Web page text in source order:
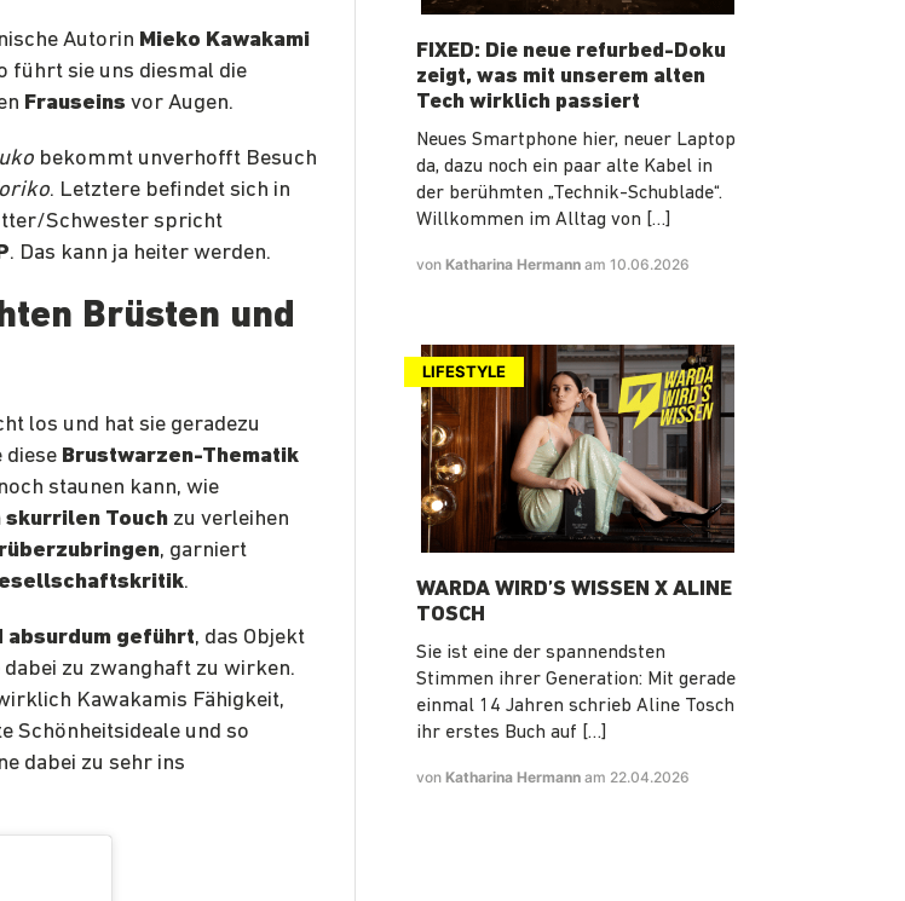
Autorin Mieko Kawakami
führt sie uns diesmal die
Frauseins vor Augen.
bekommt unverhofft Besuch
. Letztere befindet sich in
Schwester spricht
. Das kann ja heiter werden.
Brüsten und
los und hat sie geradezu
diese Brustwarzen-Thematik
staunen kann, wie
skurrilen Touch zu verleihen
, garniert
.
absurdum geführt, das Objekt
zu zwanghaft zu wirken.
Kawakamis Fähigkeit,
Schönheitsideale und so
dabei zu sehr ins
FIXED: Die neue refurbed-Doku
zeigt, was mit unserem alten
Tech wirklich passiert
Neues Smartphone hier, neuer Laptop
da, dazu noch ein paar alte Kabel in
der berühmten „Technik-Schublade“.
Willkommen im Alltag von […]
vonKatharina Hermannam 10.06.2026
LIFESTYLE
WARDA WIRD’S WISSEN X ALINE
TOSCH
Sie ist eine der spannendsten
Stimmen ihrer Generation: Mit gerade
einmal 14 Jahren schrieb Aline Tosch
ihr erstes Buch auf […]
vonKatharina Hermannam 22.04.2026